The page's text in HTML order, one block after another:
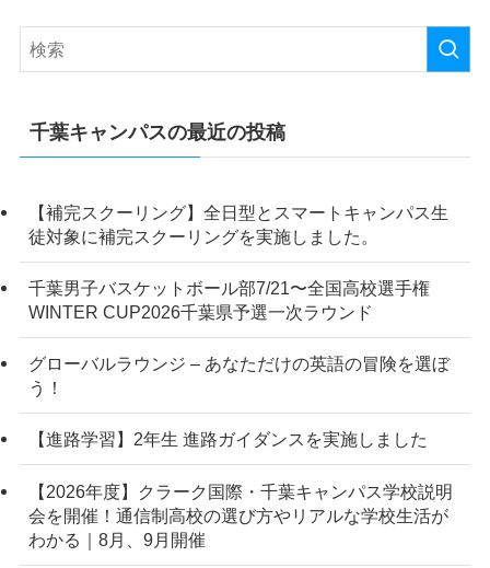
千葉キャンパスの最近の投稿
【補完スクーリング】全日型とスマートキャンパス生
徒対象に補完スクーリングを実施しました。
千葉男子バスケットボール部7/21〜全国高校選手権
WINTER CUP2026千葉県予選一次ラウンド
グローバルラウンジ – あなただけの英語の冒険を選ぼ
う！
【進路学習】2年生 進路ガイダンスを実施しました
【2026年度】クラーク国際・千葉キャンパス学校説明
会を開催！通信制高校の選び方やリアルな学校生活が
わかる｜8月、9月開催